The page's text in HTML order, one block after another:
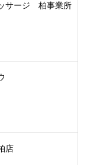
サージ 柏事業所
店